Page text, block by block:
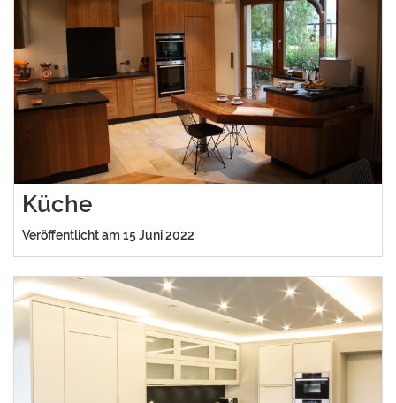
Küche
Veröffentlicht am 15 Juni 2022